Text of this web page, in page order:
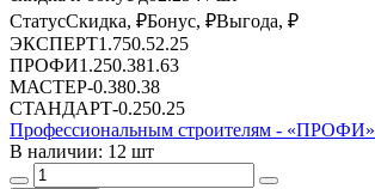
СтатусСкидка, ₽Бонус, ₽Выгода, ₽
ЭКСПЕРТ1.750.52.25
ПРОФИ1.250.381.63
МАСТЕР-0.380.38
СТАНДАРТ-0.250.25
Профессиональным строителям - «ПРОФИ»
В наличии: 12 шт